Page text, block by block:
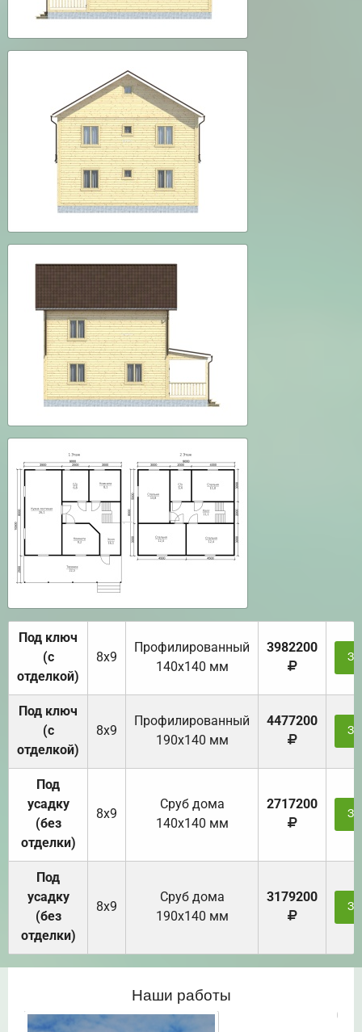
Под ключ
(с
отделкой)
8х9
Профилированный
140х140 мм
3982200
Под ключ
(с
отделкой)
8х9
Профилированный
190х140 мм
4477200
Под
усадку
(без
отделки)
8х9
Cруб дома
140х140 мм
2717200
Под
усадку
(без
отделки)
8х9
Cруб дома
190х140 мм
3179200
Наши работы